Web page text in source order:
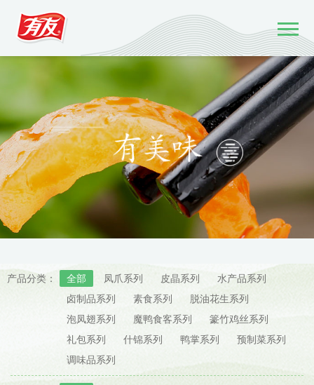
产品分类： 全部 凤爪系列 皮晶系列
水产品系列
卤制品系列
素食系列
脱油花生系列
泡凤翅系列
魔鸭食客系列
籇竹鸡丝系列
礼包系列
什锦系列 鸭掌系列
预制菜系列
调味品系列